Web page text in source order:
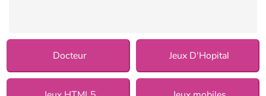
Docteur Jeux D'Hopital